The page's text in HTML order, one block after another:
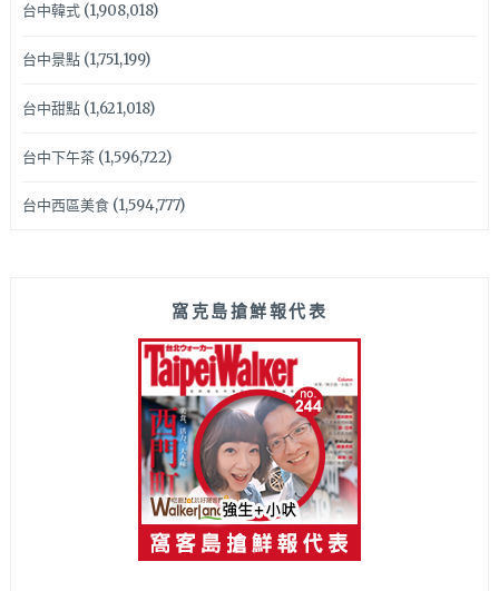
台中韓式(1,908,018)
台中景點(1,751,199)
台中甜點(1,621,018)
台中下午茶(1,596,722)
台中西區美食(1,594,777)
窩克島搶鮮報代表